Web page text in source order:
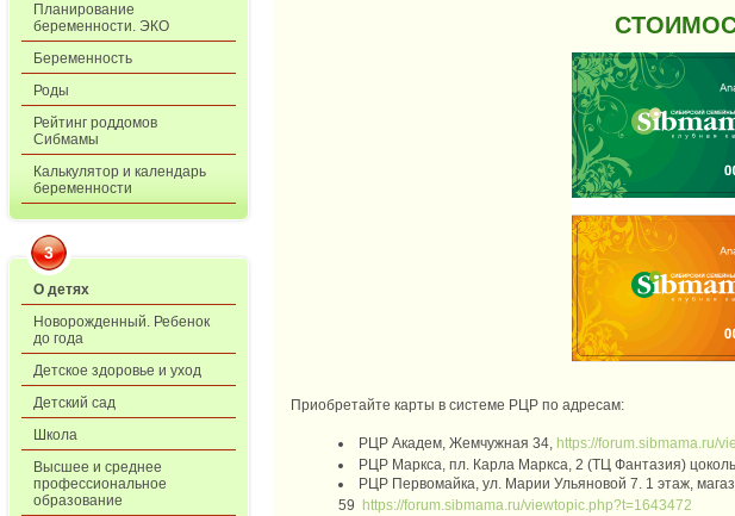
Планирование
беременности. ЭКО
Беременность
Роды
Рейтинг роддомов
Сибмамы
Калькулятор и календарь
беременности
3
О детях
Новорожденный. Ребенок
до года
Детское здоровье и уход
Детский сад
Школа
Высшее и среднее
профессиональное
образование
Приобретайте карты в системе РЦР по адресам:
РЦР Академ, Жемчужная 34 https://forum.sibmama.ru/
РЦР Маркса, пл. Карла Маркса, 2 (ТЦ Фантазия)
РЦР Первомайка, ул. Марии Ульяновой 7. 1 этаж,
59 https://forum.sibmama.ru/viewtopic.php?t=1643472